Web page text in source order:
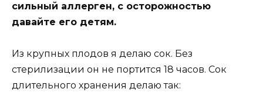
сильный аллерген, с осторожностью
давайте его детям.
Из крупных плодов я делаю сок. Без
стерилизации он не портится 18 часов. Сок
длительного хранения делаю так: